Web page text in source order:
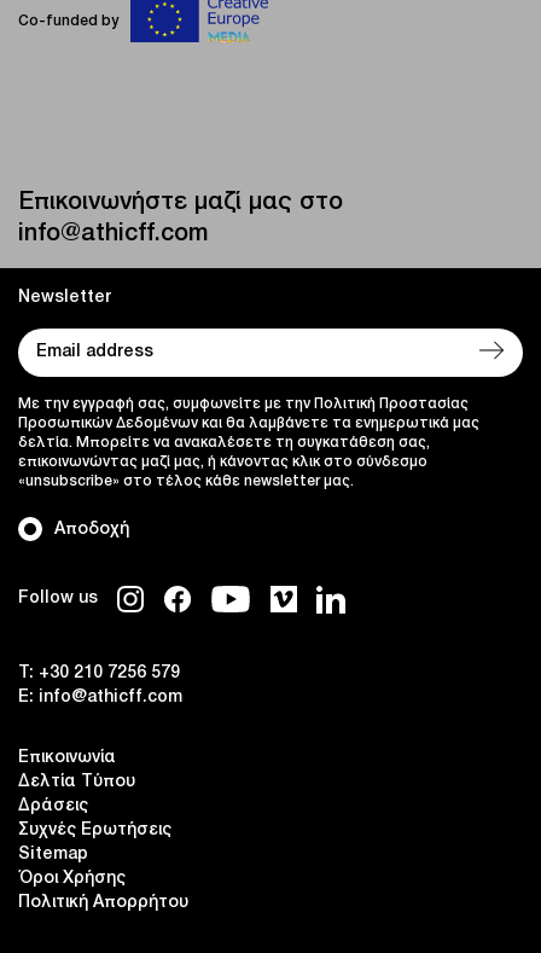
Co-funded by
Επικοινωνήστε μαζί μας στο
info@athicff.com
Follow us
T: +30 210 7256 579
E: info@athicff.com
Επικοινωνία
Δελτία Τύπου
Δράσεις
Συχνές Ερωτήσεις
Sitemap
Όροι Χρήσης
Πολιτική Απορρήτου
Newsletter
Αποδοχή
Με την εγγραφή σας, συμφωνείτε με την Πολιτική Προστασίας
Προσωπικών Δεδομένων και θα λαμβάνετε τα ενημερωτικά μας
δελτία. Μπορείτε να ανακαλέσετε τη συγκατάθεση σας,
επικοινωνώντας μαζί μας, ή κάνοντας κλικ στο σύνδεσμο
«unsubscribe» στο τέλος κάθε newsletter μας.